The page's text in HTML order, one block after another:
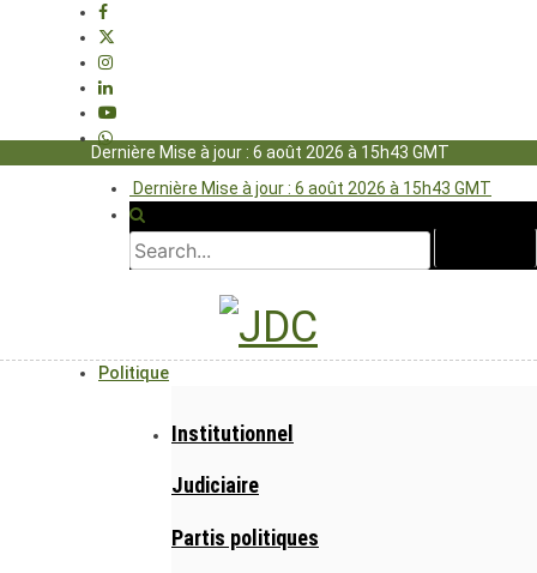
Dernière Mise à jour : 6 août 2026 à 15h43 GMT
Dernière Mise à jour : 6 août 2026 à 15h43 GMT
Politique
Institutionnel
Judiciaire
Partis politiques